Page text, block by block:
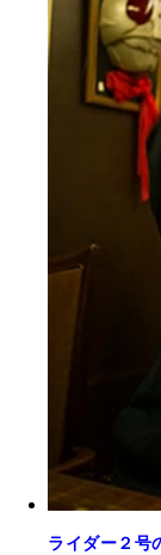
ライダー２号